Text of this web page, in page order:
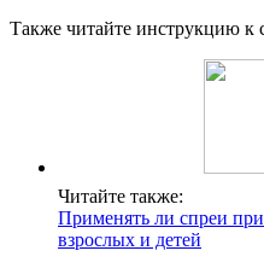
Также читайте инструкцию к
Читайте также:
Применять ли спреи
взрослых и детей